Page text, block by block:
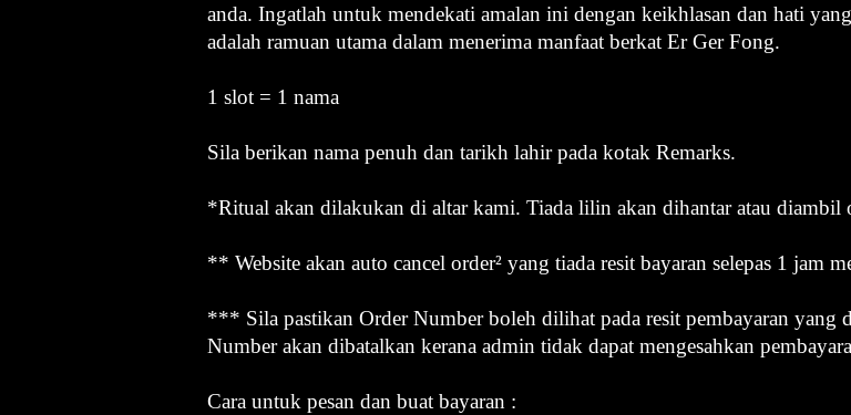
anda. Ingatlah untuk mendekati amalan ini dengan keikhlasan dan hati
adalah ramuan utama dalam menerima manfaat berkat Er Ger Fong.
1 slot = 1 nama
Sila berikan nama penuh dan tarikh lahir pada kotak Remarks.
*Ritual akan dilakukan di altar kami. Tiada lilin akan dihantar atau diambil
** Website akan auto cancel order² yang tiada resit bayaran selepas 1 jam
*** Sila pastikan Order Number boleh dilihat pada resit pembayaran yang
Number akan dibatalkan kerana admin tidak dapat mengesahkan
Cara untuk pesan dan buat bayaran :